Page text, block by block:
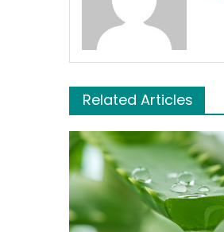
Related Articles